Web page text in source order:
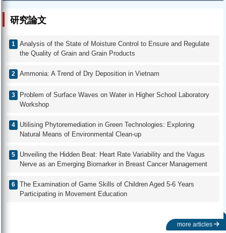
研究論文
Analysis of the State of Moisture Control to Ensure and Regulate
the Quality of Grain and Grain Products
Ammonia: A Trend of Dry Deposition in Vietnam
Problem of Surface Waves on Water in Higher School Laboratory
Workshop
Utilising Phytoremediation in Green Technologies: Exploring
Natural Means of Environmental Clean-up
Unveiling the Hidden Beat: Heart Rate Variability and the Vagus
Nerve as an Emerging Biomarker in Breast Cancer Management
The Examination of Game Skills of Children Aged 5-6 Years
Participating in Movement Education
more articles